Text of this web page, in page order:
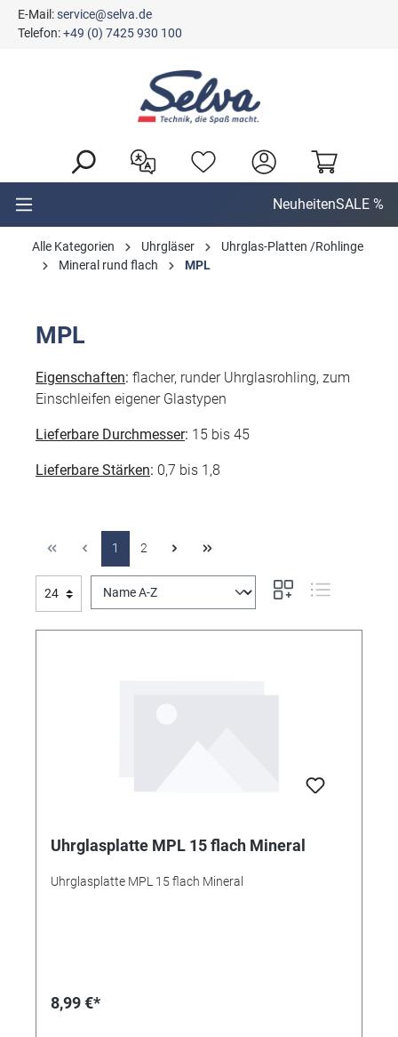
springen
E-Mail:service@selva.de
Telefon:+49 (0) 7425 930 100
NeuheitenSALE %
Alle Kategorien Uhrgläser
Uhrglas-Platten /Rohlinge
Mineral rund flach
MPL
MPL
Eigenschaften: flacher, runder Uhrglasrohling, zum
Einschleifen eigener Glastypen
Lieferbare Durchmesser: 15 bis 45
Lieferbare Stärken: 0,7 bis 1,8
1 2
Uhrglasplatte MPL 15 flach Mineral
Uhrglasplatte MPL 15 flach Mineral
8,99 €*